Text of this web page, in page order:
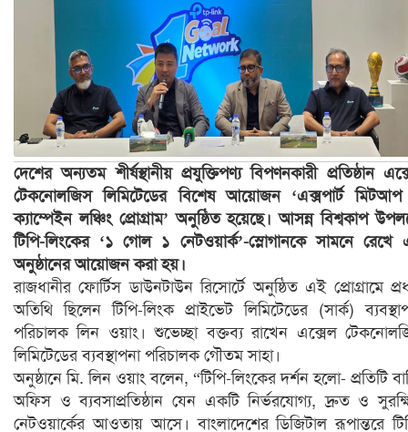
দেশের অন্যতম শীর্ষস্থানীয় প্রযুক্তিপণ্য বিপণনকারী প্রতিষ্ঠান
টেকনোলজিস লিমিটেডের বিশেষ আয়োজন ‘এক্সপার্ট
ক্যাম্পেইন লঞ্চিং প্রোগ্রাম’ অনুষ্ঠিত হয়েছে। আসন্ন বিশ্বকাপ
টিপি-লিংকের ‘১ গোল ১ নেটওয়ার্ক’-স্লোগানকে সামনে রেখে
অনুষ্ঠানের আয়োজন করা হয়।
রাজধানীর ফোর্টিস ডাউনটাউন রিসোর্টে অনুষ্ঠিত এই প্রোগ্রামে
অতিথি ছিলেন টিপি-লিংক প্রাইভেট লিমিটেডের (সার্ক)
পরিচালক লিন ওয়াং। শুভেচ্ছা বক্তব্য রাখেন এক্সেল
লিমিটেডের ব্যবস্থাপনা পরিচালক গৌতম সাহা।
অনুষ্ঠানে মি. লিন ওয়াং বলেন, “টিপি-লিংকের দর্শন হলো- প্রতিটি
অফিস ও ব্যবসাপ্রতিষ্ঠান যেন একটি নির্ভরযোগ্য, দ্রুত ও
নেটওয়ার্কের আওতায় আসে। বাংলাদেশের ডিজিটাল রূপান্তরে